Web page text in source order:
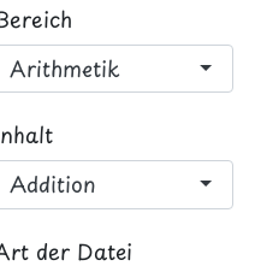
Arithmetik
Addition
der Datei